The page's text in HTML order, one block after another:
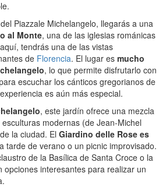
Piazzale Michelangelo, llegarás a una
al Monte, una de las iglesias románicas
tendrás una de las vistas
de Florencia. El lugar es mucho
, lo que permite disfrutarlo con
escuchar los cánticos gregorianos de
es aún más especial.
, este jardín ofrece una mezcla
modernas (de Jean-Michel
la ciudad. El Giardino delle Rose es
tarde de verano o un picnic improvisado.
de la Basílica de Santa Croce o la
opciones interesantes para realizar un